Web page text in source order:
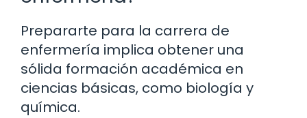
Prepararte para la carrera de
enfermería implica obtener una
sólida formación académica en
ciencias básicas, como biología y
química.